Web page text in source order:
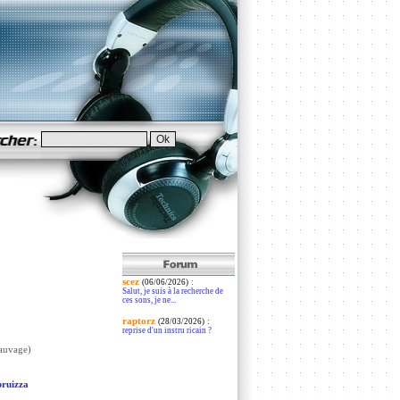
scez (06/06/2026):
Salut, je suis à la recherche de
ces sons, je ne...
raptorz (28/03/2026):
reprise d'un instru ricain ?